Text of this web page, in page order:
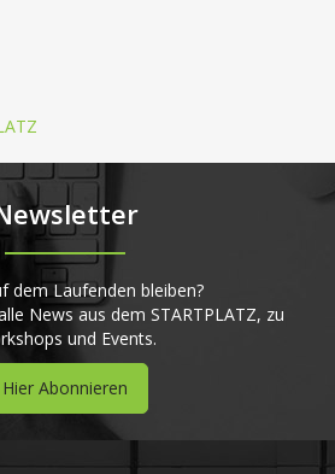
dem Laufenden bleiben?
News aus dem STARTPLATZ, zu
und Events.
Hier Abonnieren